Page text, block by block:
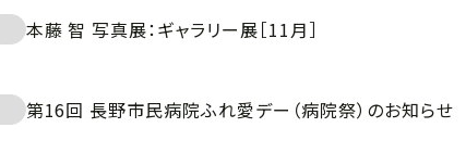
本藤 智 写真展：ギャラリー展［11月］
第16回 長野市民病院ふれ愛デー（病院祭）のお知らせ